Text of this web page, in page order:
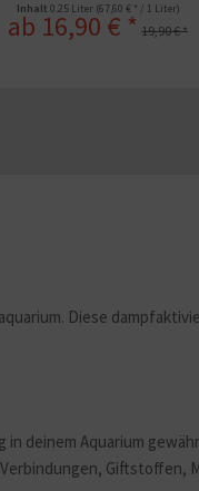
Inhalt 0.25 Liter (67,60 € * / 1 Liter)
ab 16,90 € * 19,90 € *
Diese
in deinem Aquarium
Giftstoffen,